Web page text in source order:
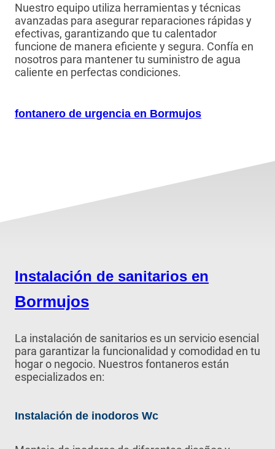
Nuestro equipo utiliza herramientas y técnicas
avanzadas para asegurar reparaciones rápidas y
efectivas, garantizando que tu calentador
funcione de manera eficiente y segura. Confía en
nosotros para mantener tu suministro de agua
caliente en perfectas condiciones.
fontanero de urgencia en Bormujos
Instalación de sanitarios en
Bormujos
La instalación de sanitarios es un servicio esencial
para garantizar la funcionalidad y comodidad en tu
hogar o negocio. Nuestros fontaneros están
especializados en:
Instalación de inodoros Wc